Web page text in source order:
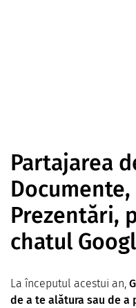
Partajarea
Prezentări,
chatul
La începutul acestui an,
de a te alătura sau de a